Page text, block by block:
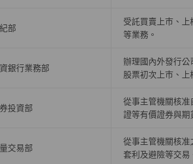
部
受託買賣上巿、
等業務。
銀行業務部
辦理國內外發行公
股票初次上巿、上
投資部
從事主管機關核准
證等有價證券與期
交易部
從事主管機關核准
套利及避險等交易